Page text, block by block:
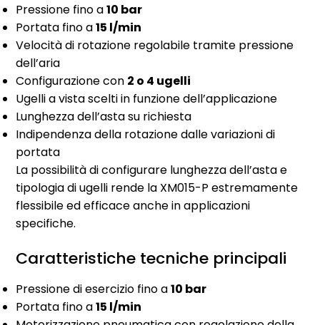
Pressione fino a10 bar
Portata fino a15 l/min
Velocità di rotazione regolabile tramite pressione
dell’aria
Configurazione con 2 o 4 ugelli
Ugelli a vista scelti in funzione dell’applicazione
Lunghezza dell’asta su richiesta
Indipendenza della rotazione dalle variazioni di
portata
La possibilità di configurare lunghezza dell’asta e
tipologia di ugelli rende la XM015-P estremamente
flessibile ed efficace anche in applicazioni
specifiche.
Caratteristiche tecniche principali
Pressione di esercizio fino a10 bar
Portata fino a15 l/min